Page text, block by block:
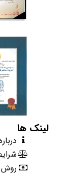
لینک ها
روش